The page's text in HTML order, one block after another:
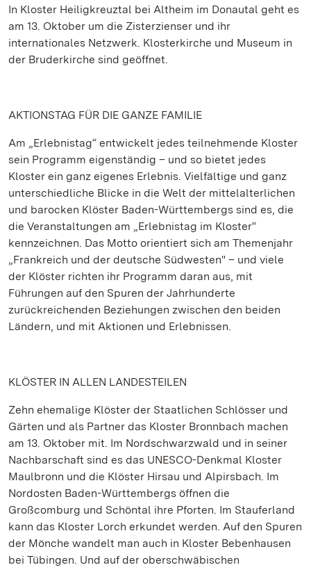
In Kloster Heiligkreuztal bei Altheim im Donautal geht es
am 13. Oktober um die Zisterzienser und ihr
internationales Netzwerk. Klosterkirche und Museum in
der Bruderkirche sind geöffnet.
AKTIONSTAG FÜR DIE GANZE FAMILIE
Am „Erlebnistag“ entwickelt jedes teilnehmende Kloster
sein Programm eigenständig – und so bietet jedes
Kloster ein ganz eigenes Erlebnis. Vielfältige und ganz
unterschiedliche Blicke in die Welt der mittelalterlichen
und barocken Klöster Baden-Württembergs sind es, die
die Veranstaltungen am „Erlebnistag im Kloster“
kennzeichnen. Das Motto orientiert sich am Themenjahr
„Frankreich und der deutsche Südwesten" – und viele
der Klöster richten ihr Programm daran aus, mit
Führungen auf den Spuren der Jahrhunderte
zurückreichenden Beziehungen zwischen den beiden
Ländern, und mit Aktionen und Erlebnissen.
KLÖSTER IN ALLEN LANDESTEILEN
Zehn ehemalige Klöster der Staatlichen Schlösser und
Gärten und als Partner das Kloster Bronnbach machen
am 13. Oktober mit. Im Nordschwarzwald und in seiner
Nachbarschaft sind es das UNESCO-Denkmal Kloster
Maulbronn und die Klöster Hirsau und Alpirsbach. Im
Nordosten Baden-Württembergs öffnen die
Großcomburg und Schöntal ihre Pforten. Im Stauferland
kann das Kloster Lorch erkundet werden. Auf den Spuren
der Mönche wandelt man auch in Kloster Bebenhausen
bei Tübingen. Und auf der oberschwäbischen